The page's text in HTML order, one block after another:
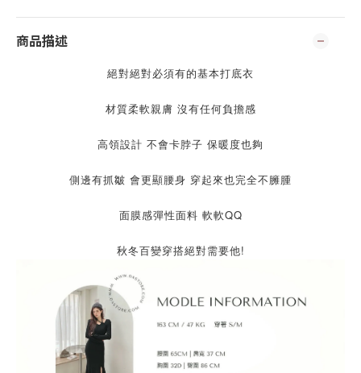
商品描述
絕對絕對必須有的基本打底衣
材質柔軟親膚 沒有任何負擔感
高領設計 不會卡脖子 保暖度也夠
側邊有抓皺 會更顯腰身 穿起來也完全不臃腫
面膜感彈性面料 軟軟QQ
秋冬百變穿搭絕對需要他!